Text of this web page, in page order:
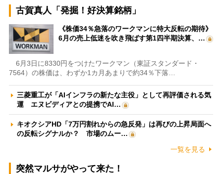
古賀真人「発掘！好決算銘柄」
《株価34％急落のワークマンに特大反転の期待》
6月の売上低迷を吹き飛ばす第1四半期決算、…
6月3日に8330円をつけたワークマン（東証スタンダード・
7564）の株価は、わずか1カ月あまりで約34％下落…
三菱重工が「AIインフラの新たな主役」として再評価される気
運 エヌビディアとの提携でAI…
キオクシアHD「7万円割れからの急反発」は再びの上昇局面へ
の反転シグナルか？ 市場のムー…
一覧を見る
突然マルサがやって来た！